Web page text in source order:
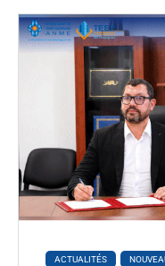
ACTUALITÉS